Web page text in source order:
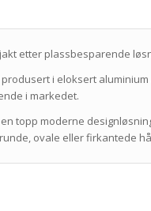
etter plassbesparende
i eloksert
i markedet.
en topp moderne
ovale eller firkantede